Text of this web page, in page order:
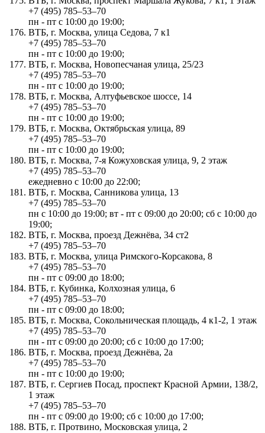
+7 (495) 785‒53‒70
пн - пт с 10:00 до 19:00;
ВТБ, г. Москва, улица Седова, 7 к1
+7 (495) 785‒53‒70
пн - пт с 10:00 до 19:00;
ВТБ, г. Москва, Новопесчаная улица, 25/23
+7 (495) 785‒53‒70
пн - пт с 10:00 до 19:00;
ВТБ, г. Москва, Алтуфьевское шоссе, 14
+7 (495) 785‒53‒70
пн - пт с 10:00 до 19:00;
ВТБ, г. Москва, Октябрьская улица, 89
+7 (495) 785‒53‒70
пн - пт с 10:00 до 19:00;
ВТБ, г. Москва, 7-я Кожуховская улица, 9, 2 этаж
+7 (495) 785‒53‒70
ежедневно с 10:00 до 22:00;
ВТБ, г. Москва, Санникова улица, 13
+7 (495) 785‒53‒70
пн с 10:00 до 19:00; вт - пт с 09:00 до 20:00; сб с 10:00 до
19:00;
ВТБ, г. Москва, проезд Дежнёва, 34 ст2
+7 (495) 785‒53‒70
ВТБ, г. Москва, улица Римского-Корсакова, 8
+7 (495) 785‒53‒70
пн - пт с 09:00 до 18:00;
ВТБ, г. Кубинка, Колхозная улица, 6
+7 (495) 785‒53‒70
пн - пт с 09:00 до 18:00;
ВТБ, г. Москва, Сокольническая площадь, 4 к1-2, 1 этаж
+7 (495) 785‒53‒70
пн - пт с 09:00 до 20:00; сб с 10:00 до 17:00;
ВТБ, г. Москва, проезд Дежнёва, 2а
+7 (495) 785‒53‒70
пн - пт с 10:00 до 19:00;
ВТБ, г. Сергиев Посад, проспект Красной Армии, 138/2,
1 этаж
+7 (495) 785‒53‒70
пн - пт с 09:00 до 19:00; сб с 10:00 до 17:00;
ВТБ, г. Протвино, Московская улица, 2